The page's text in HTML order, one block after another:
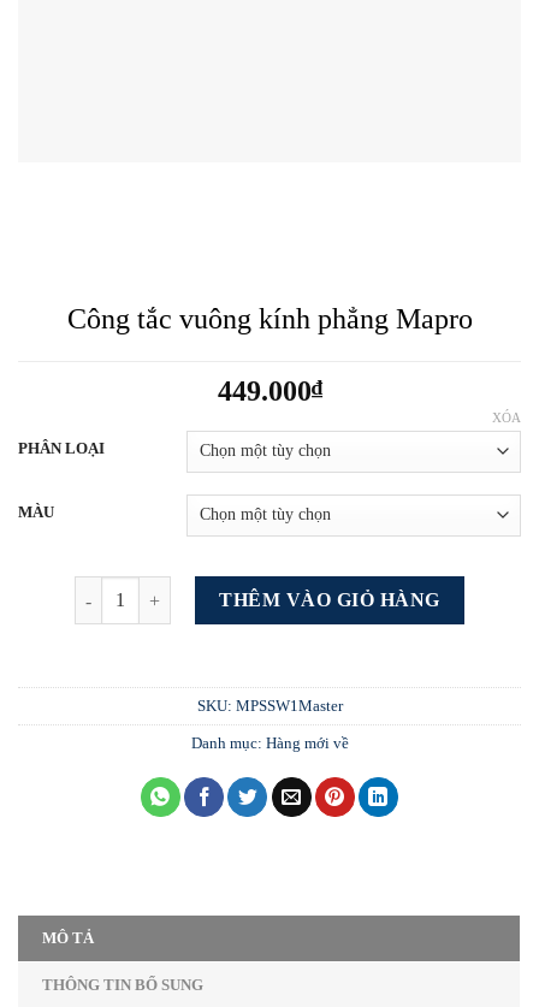
Công tắc vuông kính phẳng Mapro
449.000₫
PHÂN LOẠI
MÀU
XÓA
Công tắc vuông kính phẳng Mapro số lượng
THÊM VÀO GIỎ HÀNG
SKU: MPSSW1Master
Danh mục: Hàng mới về
MÔ TẢ
THÔNG TIN BỔ SUNG